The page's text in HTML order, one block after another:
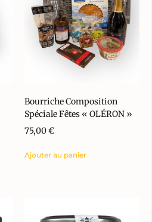
Bourriche Composition
Spéciale Fêtes « OLÉRON »
75,00€
Ajouter au panier